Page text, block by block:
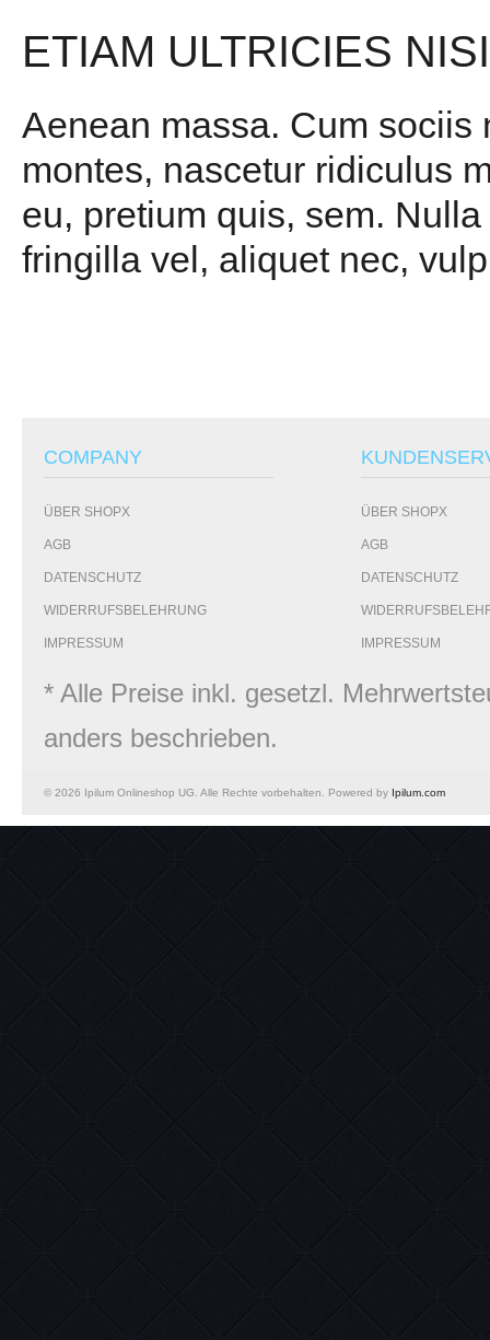
ETIAM ULTRICIES
Aenean massa. Cum
montes, nascetur ridiculus
eu, pretium quis, sem.
fringilla vel, aliquet nec,
COMPANY
ÜBER SHOPX
AGB
DATENSCHUTZ
WIDERRUFSBELEHRUNG
IMPRESSUM
ÜBER SHOPX
AGB
DATENSCHUTZ
IMPRESSUM
* Alle Preise inkl. gesetzl.
anders beschrieben.
© 2026 Ipilum Onlineshop UG. Alle Rechte vorbehalten. Powered by Ipilum.com